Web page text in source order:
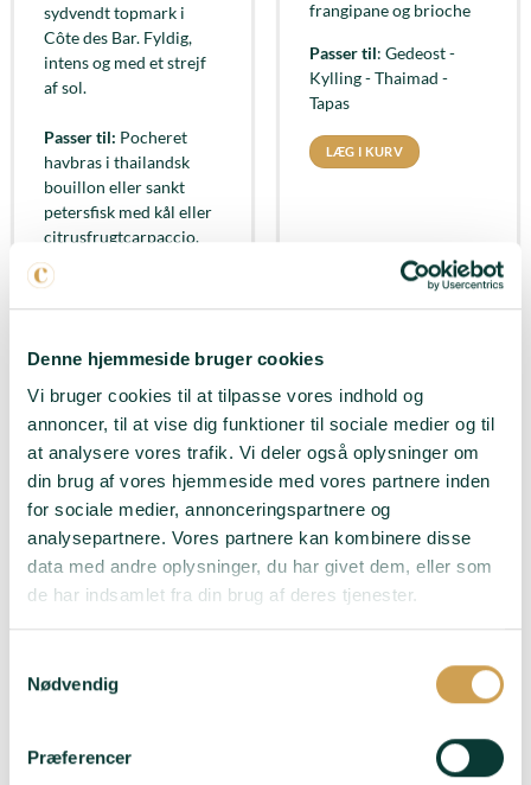
Denne hjemmeside bruger cookies
Vi bruger cookies til at tilpasse vores indhold og
annoncer, til at vise dig funktioner til sociale medier og til
at analysere vores trafik. Vi deler også oplysninger om
din brug af vores hjemmeside med vores partnere inden
for sociale medier, annonceringspartnere og
analysepartnere. Vores partnere kan kombinere disse
data med andre oplysninger, du har givet dem, eller som
de har indsamlet fra din brug af deres tjenester.
Nødvendig
Præferencer
sydvendt topmark i
Côte des Bar. Fyldig,
intens og med et strejf
af sol.
Passer til: Pocheret
havbras i thailandsk
bouillon eller sankt
petersfisk med kål eller
citrusfrugtcarpaccio.
Batarde 2017
harmonisk trio af Pinot
Chardonnay. Her mødes
friskhed, struktur og
elegance – som et spejl
af familiens filosofi om
balance mellem
tradition og natur.
Passer til:Pighvar og
kartoffelmos med
skalotteløg eller
worcestersauce med
safrangulerodspuré.
% Pinot Blanc – en
frangipane og brioche
Passer til: Gedeost -
Kylling - Thaimad -
Tapas
LÆG I KURV